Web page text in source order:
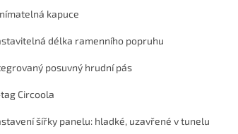
kapuce
délka ramenního popruhu
posuvný hrudní pás
Circoola
šířky panelu: hladké, uzavřené v tunelu